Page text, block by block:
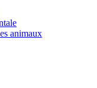
animaux